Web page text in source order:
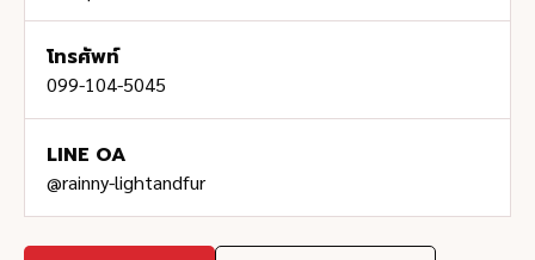
โทรศัพท์
099-104-5045
LINE OA
@rainny-lightandfur